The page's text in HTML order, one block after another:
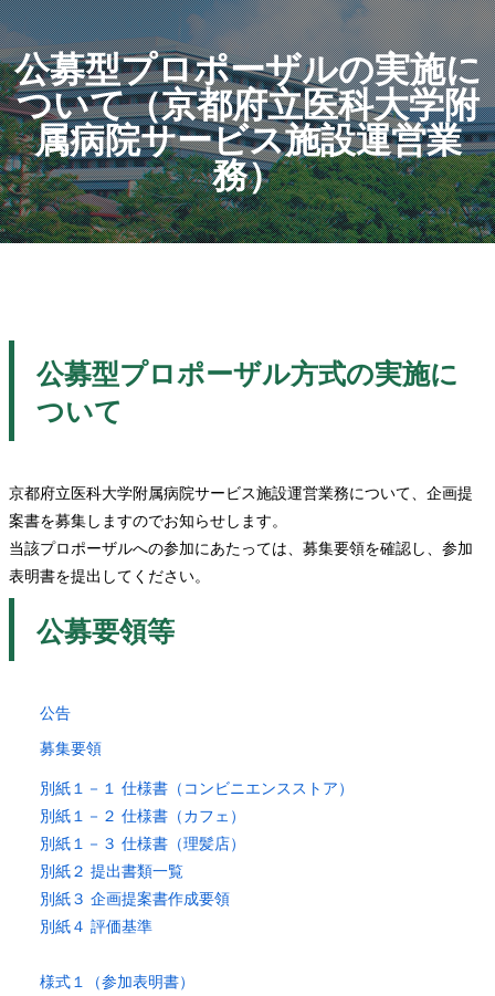
公募型プロポーザルの実施に
ついて（京都府立医科大学附
属病院サービス施設運営業
務）
公募型プロポーザル方式の実施に
ついて
京都府立医科大学附属病院サービス施設運営業務について、企画提
案書を募集しますのでお知らせします。
当該プロポーザルへの参加にあたっては、募集要領を確認し、参加
表明書を提出してください。
公募要領等
公告
募集要領
別紙１－１ 仕様書（コンビニエンスストア）
別紙１－２ 仕様書（カフェ）
別紙１－３ 仕様書 （理髪店）
別紙２ 提出書類一覧
別紙３ 企画提案書作成要領
別紙４ 評価基準
様式１（参加表明書）